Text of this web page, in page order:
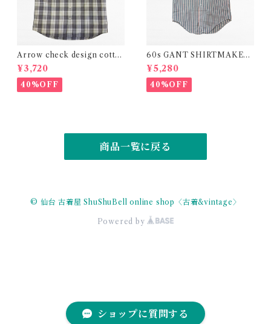
ショップに質問する
Arrow check design cotto
n polyester shirt
¥3,720
40%OFF
60s GANT SHIRTMAKER
S" The Hugger" stripe shir
t
¥5,280
40%OFF
商品一覧に戻る
© 仙台 古着屋 ShuShuBell online shop〈古着&vintage〉
Powered by